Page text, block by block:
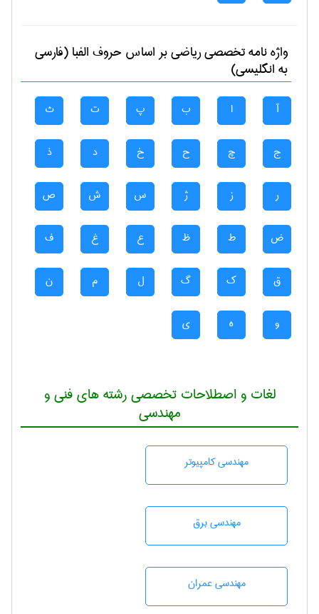
واژه نامه تخصصیرياضیبر اساس حروف الفبا (فارسی
به انگلیسی)
آ ا ب پ ت ث
ج چ ح خ د ذ
ر ز ژ س ش ص
ض ط ظ ع غ ف
ق ک گ ل م ن
و ه ی
لغات و اصطلاحات تخصصی رشته های فنی و
مهندسی
مهندسی كامپيوتر
مهندسی برق
مهندسی عمران